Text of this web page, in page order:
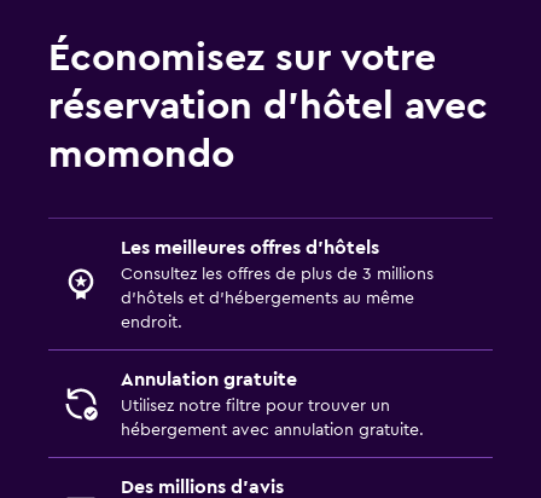
Laverie
Laverie
Service de repassage
Blanchisserie
Prise près du lit
Portant à vêtements
Armoire ou placard
Espace de travail
Fax/photocopieuse
Économisez sur votre
réservation d’hôtel avec
momondo
Les meilleures offres d’hôtels
Consultez les offres de plus de 3 millions
d’hôtels et d’hébergements au même
endroit.
Annulation gratuite
Utilisez notre filtre pour trouver un
hébergement avec annulation gratuite.
Des millions d’avis